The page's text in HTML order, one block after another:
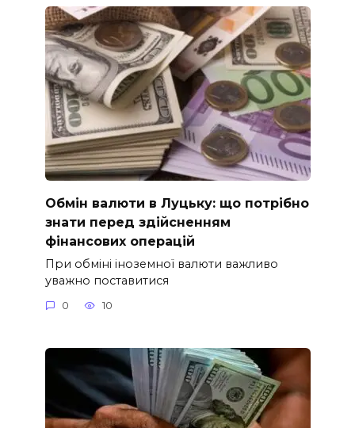
Обмін валюти в Луцьку: що потрібно
знати перед здійсненням
фінансових операцій
При обміні іноземної валюти важливо
уважно поставитися
0 10